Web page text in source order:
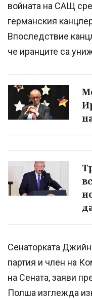
войната на САЩ
германския
Впоследствие
че иранците са
Сенаторката
партия и член на
на Сената, заяви
Полша изглежда